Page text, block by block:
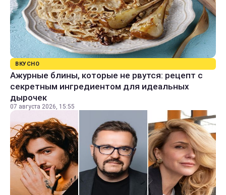
ВКУСНО
Ажурные блины, которые не рвутся: рецепт с
секретным ингредиентом для идеальных
дырочек
07 августа 2026, 15:55